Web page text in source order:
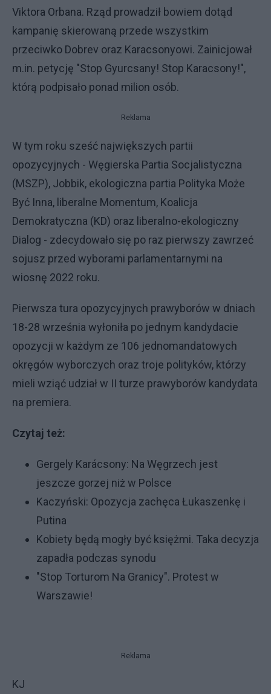
Viktora Orbana. Rząd prowadził bowiem dotąd
kampanię skierowaną przede wszystkim
przeciwko Dobrev oraz Karacsonyowi. Zainicjował
m.in. petycję "Stop Gyurcsany! Stop Karacsony!",
którą podpisało ponad milion osób.
Reklama
W tym roku sześć największych partii
opozycyjnych - Węgierska Partia Socjalistyczna
(MSZP), Jobbik, ekologiczna partia Polityka Może
Być Inna, liberalne Momentum, Koalicja
Demokratyczna (KD) oraz liberalno-ekologiczny
Dialog - zdecydowało się po raz pierwszy zawrzeć
sojusz przed wyborami parlamentarnymi na
wiosnę 2022 roku.
Pierwsza tura opozycyjnych prawyborów w dniach
18-28 września wyłoniła po jednym kandydacie
opozycji w każdym ze 106 jednomandatowych
okręgów wyborczych oraz troje polityków, którzy
mieli wziąć udział w II turze prawyborów kandydata
na premiera.
Czytaj też:
Gergely Karácsony: Na Węgrzech jest
jeszcze gorzej niż w Polsce
Kaczyński: Opozycja zachęca Łukaszenkę i
Putina
Kobiety będą mogły być księżmi. Taka decyzja
zapadła podczas synodu
"Stop Torturom Na Granicy". Protest w
Warszawie!
Reklama
KJ